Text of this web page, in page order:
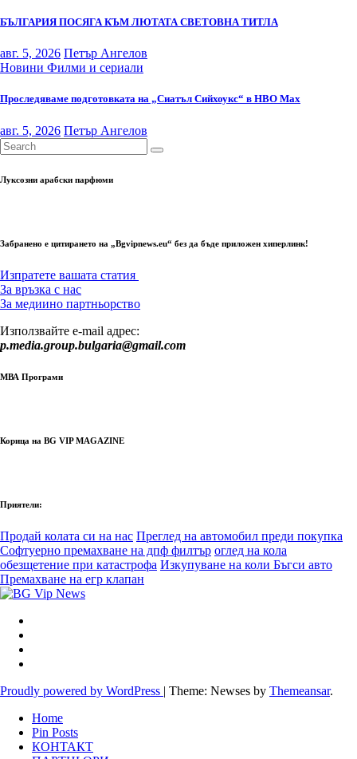
БЪЛГАРИЯ ПОСЯГА КЪМ ЛЮТАТА СВЕТОВНА ТИТЛА
авг. 5, 2026 Петър Ангелов
Новини Филми и сериали
Проследяваме подготовката на „Сиатъл Сийхоукс“ в HBO Max
авг. 5, 2026 Петър Ангелов
Луксозни арабски парфюми
Забранено е цитирането на „Bgvipnews.eu“ без да бъде приложен хиперлинк!
Изпратете вашата статия
За връзка с нас
За медиино партньорство
Използвайте e-mail адрес:
p.media.group.bulgaria@gmail.com
МВА Програми
Корица на BG VIP MAGAZINE
Приятели:
Продай колата си на нас Преглед на автомобил преди покупка
Софтуерно премахване на дпф филтър оглед на кола
обезщетение при катастрофа Изкупуване на коли Бъгси авто
Премахване на егр клапан
Proudly powered by WordPress | Theme: Newses by Themeansar.
Home
Pin Posts
КОНТАКТ